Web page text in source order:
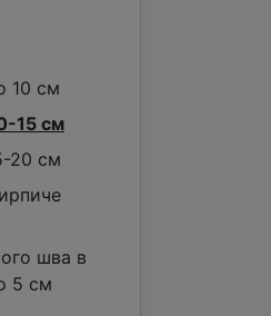
10 см
15 см
20 см
шва в
5 см